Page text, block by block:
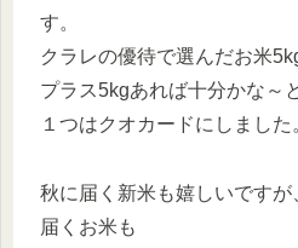
す。
クラレの優待で選んだお米
プラス5kgあれば十分かな～
１つはクオカードにしました
秋に届く新米も嬉しいです
届くお米も